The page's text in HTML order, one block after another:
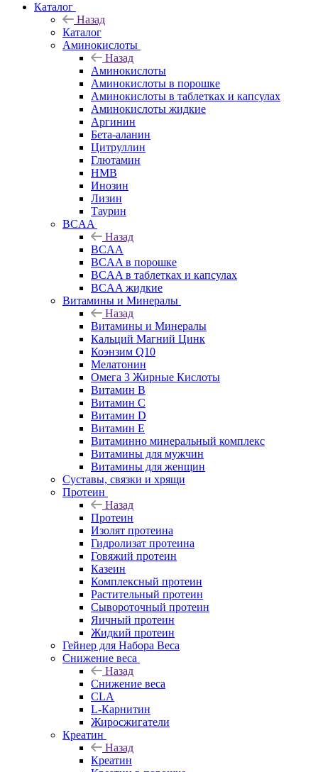
Каталог
Назад
Каталог
Аминокислоты
Назад
Аминокислоты
Аминокислоты в порошке
Аминокислоты в таблетках и капсулах
Аминокислоты жидкие
Аргинин
Бета-аланин
Цитруллин
Глютамин
HMB
Инозин
Лизин
Таурин
BCAA
Назад
BCAA
BCAA в порошке
BCAA в таблетках и капсулах
BCAA жидкие
Витамины и Минералы
Назад
Витамины и Минералы
Кальций Магний Цинк
Коэнзим Q10
Мелатонин
Омега 3 Жирные Кислоты
Витамин B
Витамин C
Витамин D
Витамин E
Витаминно минеральный комплекс
Витамины для мужчин
Витамины для женщин
Суставы, связки и хрящи
Протеин
Назад
Протеин
Изолят протеина
Гидролизат протеина
Говяжий протеин
Казеин
Комплексный протеин
Растительный протеин
Сывороточный протеин
Яичный протеин
Жидкий протеин
Гейнер для Набора Веса
Снижение веса
Назад
Снижение веса
CLA
L-Карнитин
Жиросжигатели
Креатин
Назад
Креатин